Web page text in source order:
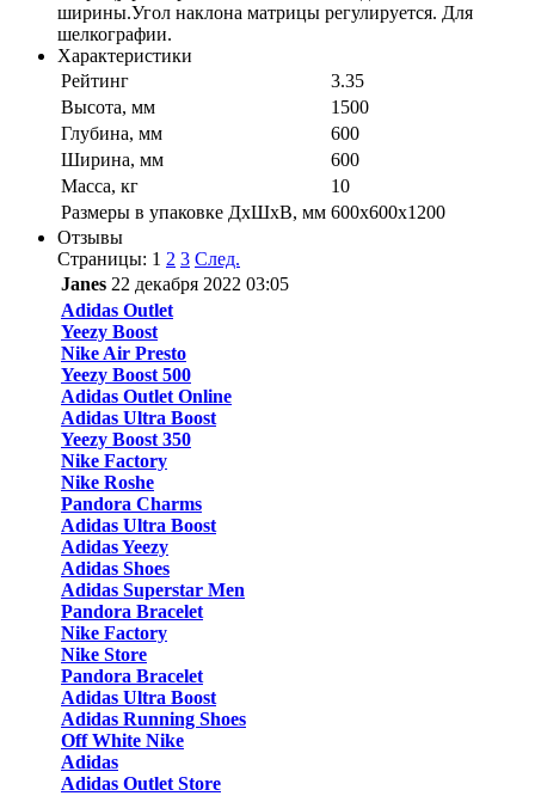
ширины.Угол наклона матрицы регулируется. Для
шелкографии.
Характеристики
Рейтинг
3.35
Высота, мм
1500
Глубина, мм
600
Ширина, мм
600
Масса, кг
10
Размеры в упаковке ДхШхВ, мм 600х600х1200
Отзывы
Страницы: 1 2 3 След.
Janes 22 декабря 2022 03:05
Adidas Outlet
Yeezy Boost
Nike Air Presto
Yeezy Boost 500
Adidas Outlet Online
Adidas Ultra Boost
Yeezy Boost 350
Nike Factory
Nike Roshe
Pandora Charms
Adidas Ultra Boost
Adidas Yeezy
Adidas Shoes
Adidas Superstar Men
Pandora Bracelet
Nike Factory
Nike Store
Pandora Bracelet
Adidas Ultra Boost
Adidas Running Shoes
Off White Nike
Adidas
Adidas Outlet Store